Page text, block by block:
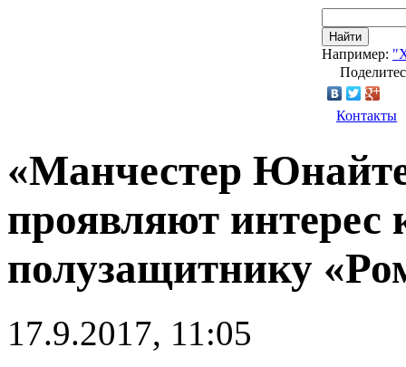
Найти
Например:
Контакты
«Манчестер
проявляют интерес
полузащитнику
17.9.2017, 11:05